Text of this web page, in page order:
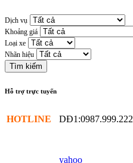
Dịch vụ
Khoảng giá
Loại xe
Nhãn hiệu
Hỗ trợ trực tuyến
HOTLINE DĐ1:0987.999.222